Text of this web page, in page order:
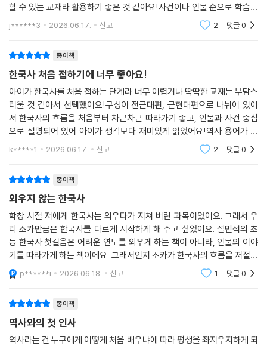
할 수 있는 교재라 활용하기 좋은 것 같아요!사건이나 인물 순으로 학습하
게 되니, 기억하기도 좋고 완전 추천합니다!
j******3 2026.06.17. 신고 2 댓글0
종이책
한국사 처음 접하기에 너무 좋아요!
아이가 한국사를 처음 접하는 단계라 너무 어렵거나 딱딱한 교재는 부담스
러울 것 같아서 선택했어요!구성이 전근대편, 근현대편으로 나뉘어 있어
서 한국사의 흐름을 처음부터 차근차근 따라가기 좋고, 인물과 사건 중심
으로 설명되어 있어 아이가 생각보다 재미있게 읽었어요!역사 용어가 낯
설 수 있는데 이야기처럼 풀어져 있어서 처음 한국사를 시작하는 아이에게
k*****1 2026.06.17. 신고 2 댓글0
종이책
외우지 않는 한국사
학창 시절 저에게 한국사는 외우다가 지쳐 버린 과목이었어요. 그래서 우
리 조카만큼은 한국사를 다르게 시작하게 해 주고 싶었어요. 설민석의 초
등 한국사 첫걸음은 어려운 연도를 외우게 하는 책이 아니라, 인물의 이야
기를 따라가게 하는 책이에요. 그래서인지 조카가 한국사의 흐름을 저절로
잡아 가는 게 보였어요.게다가 이 책은 주제마다 직접 가 볼 만한 유적지를
알려 줘서, 조
p******i 2026.06.18. 신고 1 댓글0
종이책
역사와의 첫 인사
역사라는 건 누구에게 어떻게 처음 배우냐에 따라 평생을 좌지우지하게 되